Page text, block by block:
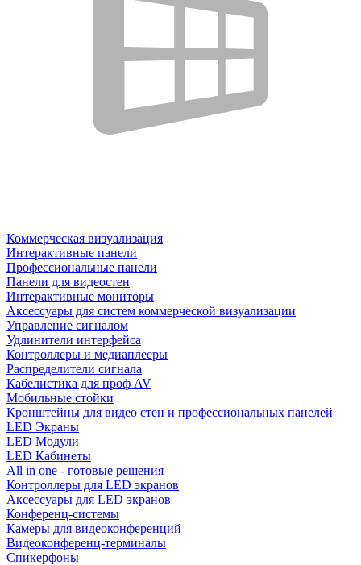
Коммерческая визуализация
Интерактивные панели
Профессиональные панели
Панели для видеостен
Интерактивные мониторы
Аксессуары для систем коммерческой визуализации
Управление сигналом
Удлинители интерфейса
Контроллеры и медиаплееры
Распределители сигнала
Кабелистика для проф AV
Мобильные стойки
Кронштейны для видео стен и профессиональных панелей
LED Экраны
LED Модули
LED Кабинеты
All in one - готовые решения
Контроллеры для LED экранов
Аксессуары для LED экранов
Конференц-системы
Камеры для видеоконференций
Видеоконференц-терминалы
Спикерфоны